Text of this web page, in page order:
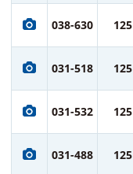
038-630 125
031-518 125
031-532 125
031-488 125